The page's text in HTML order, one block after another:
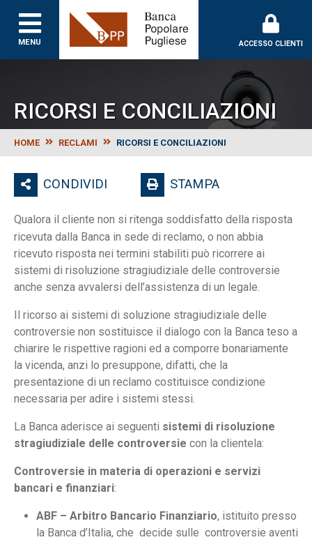
MENU
Banca Popolare
ACCESSO CLIENTI
RICORSI E CONCILIAZIONI
HOME RECLAMI RICORSI E CONCILIAZIONI
CONDIVIDI STAMPA
Qualora il cliente non si ritenga soddisfatto della risposta
ricevuta dalla Banca in sede di reclamo, o non abbia
ricevuto risposta nei termini stabiliti può ricorrere ai
sistemi di risoluzione stragiudiziale delle controversie
anche senza avvalersi dell’assistenza di un legale.
Il ricorso ai sistemi di soluzione stragiudiziale delle
controversie non sostituisce il dialogo con la Banca teso a
chiarire le rispettive ragioni ed a comporre bonariamente
la vicenda, anzi lo presuppone, difatti, che la
presentazione di un reclamo costituisce condizione
necessaria per adire i sistemi stessi.
La Banca aderisce ai seguenti sistemi di risoluzione
stragiudiziale delle controversie con la clientela:
Controversie in materia di operazioni e servizi
bancari e finanziari:
ABF – Arbitro Bancario Finanziario, istituito presso
la Banca d’Italia, che decide sulle controversie aventi